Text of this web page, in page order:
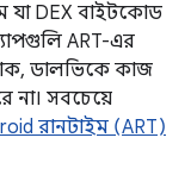
যা DEX বাইটকোড
ART-এর
ডালভিকে কাজ
সবচেয়ে
রানটাইম (ART)